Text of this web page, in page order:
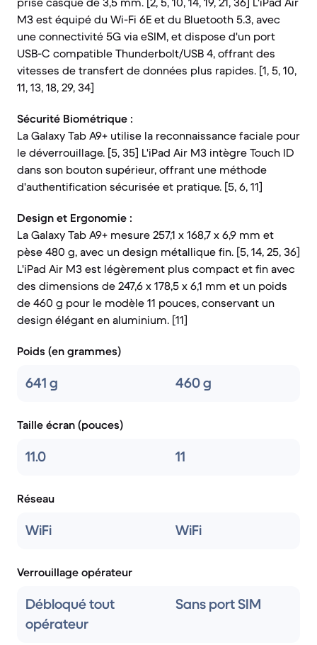
M3 est équipé du Wi-Fi 6E et du Bluetooth 5.3, avec
une connectivité 5G via eSIM, et dispose d'un port
USB-C compatible Thunderbolt/USB 4, offrant des
vitesses de transfert de données plus rapides. [1, 5, 10,
11, 13, 18, 29, 34]
Sécurité Biométrique :
La Galaxy Tab A9+ utilise la reconnaissance faciale pour
le déverrouillage. [5, 35] L'iPad Air M3 intègre Touch ID
dans son bouton supérieur, offrant une méthode
d'authentification sécurisée et pratique. [5, 6, 11]
Design et Ergonomie :
La Galaxy Tab A9+ mesure 257,1 x 168,7 x 6,9 mm et
pèse 480 g, avec un design métallique fin. [5, 14, 25, 36]
L'iPad Air M3 est légèrement plus compact et fin avec
des dimensions de 247,6 x 178,5 x 6,1 mm et un poids
de 460 g pour le modèle 11 pouces, conservant un
design élégant en aluminium. [11]
Poids (en grammes)
641 g 460 g
Taille écran (pouces)
11.0 11
Réseau
WiFi WiFi
Verrouillage opérateur
Débloqué tout
opérateur
Sans port SIM